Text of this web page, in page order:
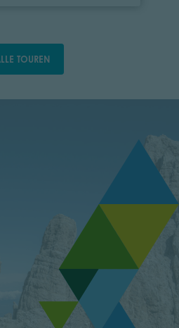
TOUREN